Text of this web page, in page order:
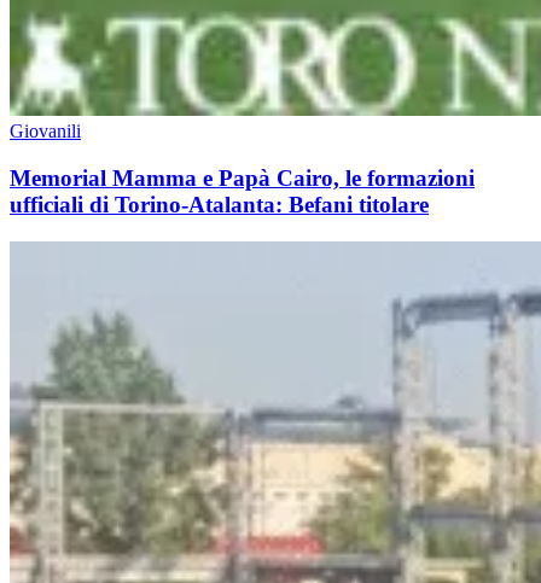
Giovanili
Memorial Mamma e Papà Cairo, le formazioni
ufficiali di Torino-Atalanta: Befani titolare